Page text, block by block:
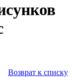
Возврат к списку